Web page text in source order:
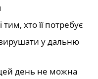
хто її потребує
у дальню
день не можна